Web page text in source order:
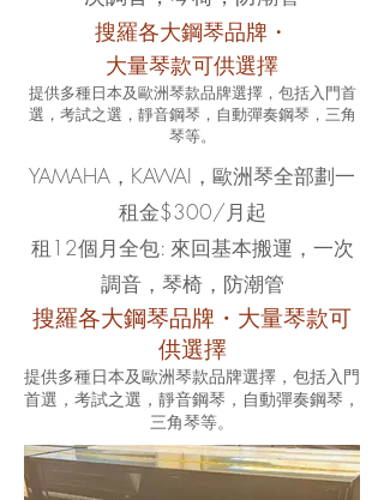
搜羅各大鋼琴品牌・
大量琴款可供選擇
提供多種日本及歐洲琴款品牌選擇，包括入門首
選，考試之選，靜音鋼琴，自動彈奏鋼琴，三角
琴等。
YAMAHA，KAWAI，歐洲琴全部劃一
租金$300/月起
租12個月全包: 來回基本搬運，一次
調音，琴椅，防潮管
搜羅各大鋼琴品牌・大量琴款可
供選擇
提供多種日本及歐洲琴款品牌選擇，包括入門
首選，考試之選，靜音鋼琴，自動彈奏鋼琴，
三角琴等。